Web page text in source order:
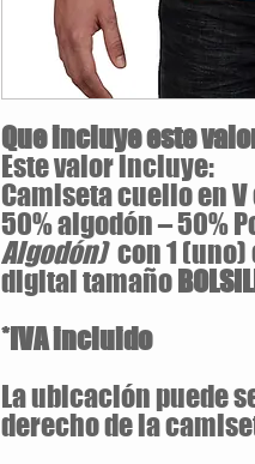
Que incluye este
Este valor incluye:
Camiseta cuello en
50% algodón – 50%
Algodón)con 1 (uno)
digital tamaño
*IVA incluido
La ubicación puede
derecho de la